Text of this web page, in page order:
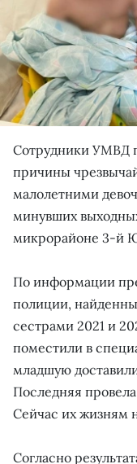
Сотрудники УМВД
причины
малолетними
минувших
микрорайоне 3-й
По информации
полиции,
сестрами 2021 и
поместили в
младшую
Последняя
Сейчас их жизням
Согласно